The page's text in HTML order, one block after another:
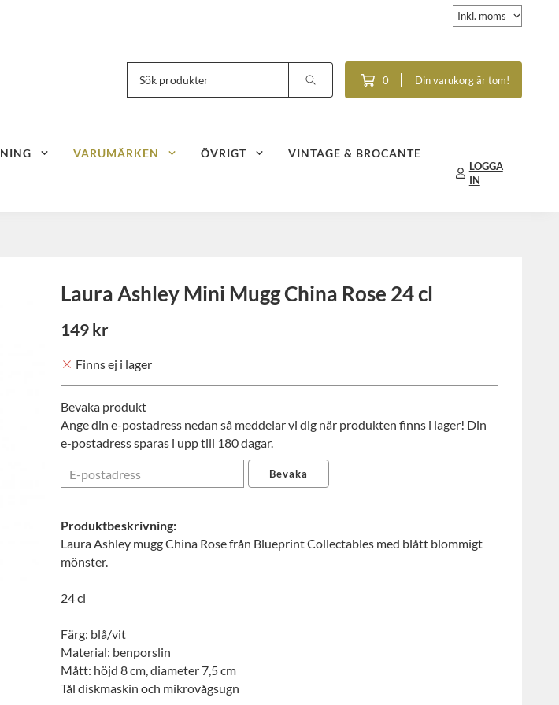
0 Din varukorg är tom!
VARUMÄRKEN ÖVRIGT VINTAGE & BROCANTE
LOGGA
IN
Laura Ashley Mini Mugg China Rose 24 cl
149 kr
Finns ej i lager
Bevaka produkt
Ange din e-postadress nedan så meddelar vi dig när produkten finns i lager! Din
e-postadress sparas i upp till 180 dagar.
Bevaka
Produktbeskrivning:
Laura Ashley mugg China Rose från Blueprint Collectables med blått blommigt
mönster.
24 cl
Färg: blå/vit
Material: benporslin
Mått: höjd 8 cm, diameter 7,5 cm
Tål diskmaskin och mikrovågsugn